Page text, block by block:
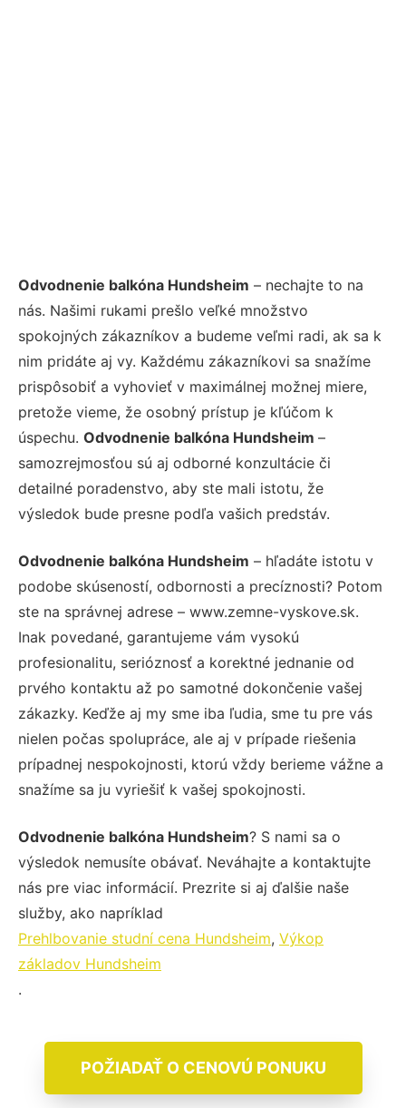
Odvodnenie balkóna Hundsheim – nechajte to na
nás. Našimi rukami prešlo veľké množstvo
spokojných zákazníkov a budeme veľmi radi, ak sa k
nim pridáte aj vy. Každému zákazníkovi sa snažíme
prispôsobiť a vyhovieť v maximálnej možnej miere,
pretože vieme, že osobný prístup je kľúčom k
úspechu. Odvodnenie balkóna Hundsheim –
samozrejmosťou sú aj odborné konzultácie či
detailné poradenstvo, aby ste mali istotu, že
výsledok bude presne podľa vašich predstáv.
Odvodnenie balkóna Hundsheim – hľadáte istotu v
podobe skúseností, odbornosti a precíznosti? Potom
ste na správnej adrese – www.zemne-vyskove.sk.
Inak povedané, garantujeme vám vysokú
profesionalitu, serióznosť a korektné jednanie od
prvého kontaktu až po samotné dokončenie vašej
zákazky. Keďže aj my sme iba ľudia, sme tu pre vás
nielen počas spolupráce, ale aj v prípade riešenia
prípadnej nespokojnosti, ktorú vždy berieme vážne a
snažíme sa ju vyriešiť k vašej spokojnosti.
Odvodnenie balkóna Hundsheim? S nami sa o
výsledok nemusíte obávať. Neváhajte a kontaktujte
nás pre viac informácií. Prezrite si aj ďalšie naše
služby, ako napríklad
Prehlbovanie studní cena Hundsheim, Výkop
základov Hundsheim
.
POŽIADAŤ O CENOVÚ PONUKU